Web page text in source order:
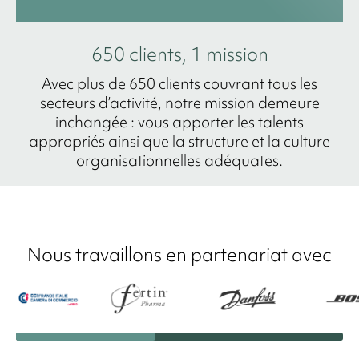
650 clients, 1 mission
Avec plus de 650 clients couvrant tous les
secteurs d’activité, notre mission demeure
inchangée : vous apporter les talents
appropriés ainsi que la structure et la culture
organisationnelles adéquates.
Nous travaillons en partenariat avec